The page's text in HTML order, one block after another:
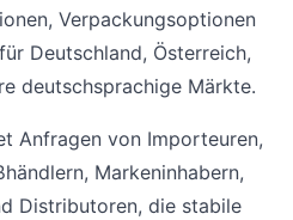
Verpackungsoptionen
Deutschland, Österreich,
deutschsprachige Märkte.
Anfragen von Importeuren,
Markeninhabern,
Distributoren, die stabile